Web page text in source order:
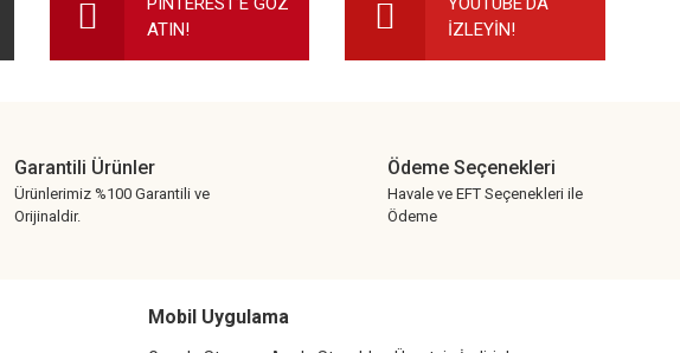
ATIN!
İZLEYİN!
Garantili Ürünler
Ürünlerimiz %100 Garantili ve
Orijinaldir.
Ödeme Seçenekleri
Havale ve EFT Seçenekleri ile
Ödeme
Mobil Uygulama